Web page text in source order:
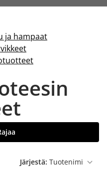
ja hampaat
Järjestä: